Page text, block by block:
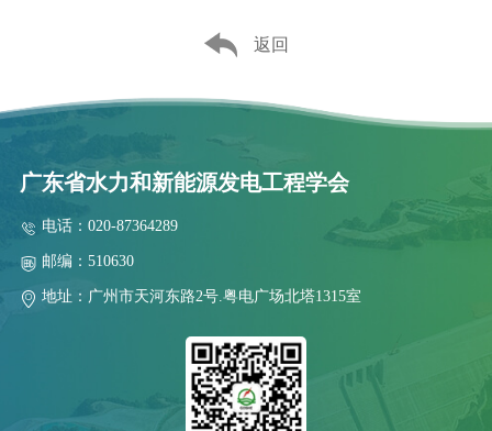
返回
广东省水力和新能源发电工程学会
电话：020-87364289
邮编：510630
地址：广州市天河东路2号.粤电广场北塔1315室